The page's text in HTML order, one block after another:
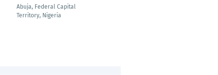
Abuja, Federal Capital
Territory, Nigeria